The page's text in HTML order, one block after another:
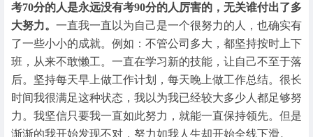
考70分的人是永远没有考90分的人厉害的，无关谁付出了多
大努力。 一直我一直以为自己是一个很努力的人，也确实有
了一些小小的成就。例如：不管公司多大，都坚持按时上下
班，从来不敢懒工。一直在学习新的技能，让自己不至于落
后。坚持每天早上做工作计划，每天晚上做工作总结。很长
时间我很满足这种状态，我以为我已经较大多少人都足够努
力。我坚信只要我一直如此努力，就能一直保持领先。但是
渐渐的我开始发现不对，努力如我人生却开始全线下滑。